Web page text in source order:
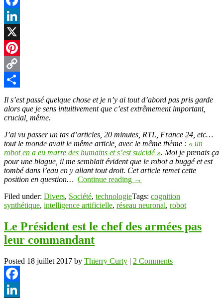
Facebook
LinkedIn
X
Pinterest
Copy
Link
Partager
Il s’est passé quelque chose et je n’y ai tout d’abord pas pris garde
alors que je sens intuitivement que c’est extrêmement important,
crucial, même.
J’ai vu passer un tas d’articles, 20 minutes, RTL, France 24, etc…
tout le monde avait le même article, avec le même thème : « un
robot en a eu marre des humains et s’est suicidé ». Moi je prenais ça
pour une blague, il me semblait évident que le robot a buggé et est
tombé dans l’eau en y allant tout droit. Cet article remet cette
position en question… Continue reading →
Filed under: Divers, Société, technologieTags: cognition
synthétique, intelligence artificielle, réseau neuronal, robot
Le Président est le chef des armées pas
leur commandant
Posted 18 juillet 2017 by Thierry Curty | 2 Comments
Facebook